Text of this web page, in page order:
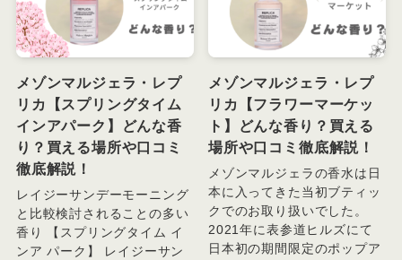
メゾンマルジェラ・レプ
リカ【スプリングタイム
インアパーク】どんな香
り？買える場所や口コミ
徹底解説！
レイジーサンデーモーニング
と比較検討されることの多い
香り 【スプリングタイム イ
ンア パーク】 レイジーサン
メゾンマルジェラ・レプ
リカ【フラワーマーケッ
ト】どんな香り？買える
場所や口コミ徹底解説！
メゾンマルジェラの香水は日
本に入ってきた当初ブティッ
クでのお取り扱いでした。
2021年に表参道ヒルズにて
日本初の期間限定のポップア